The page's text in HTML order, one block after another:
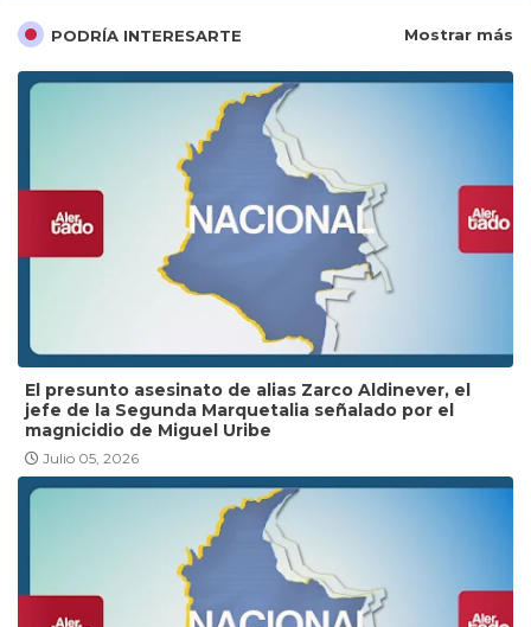
PODRÍA INTERESARTE Mostrar más
El presunto asesinato de alias Zarco Aldinever, el
jefe de la Segunda Marquetalia señalado por el
magnicidio de Miguel Uribe
Julio 05, 2026